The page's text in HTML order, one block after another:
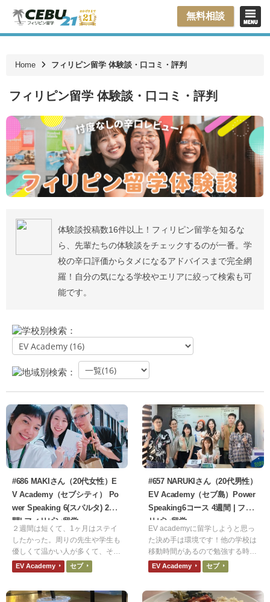
無料相談
Home フィリピン留学 体験談・口コミ・評判
フィリピン留学 体験談・口コミ・評判
体験談投稿数16件以上！フィリピン留学を知るな
ら、先輩たちの体験談をチェックするのが一番。学
校の辛口評価からタメになるアドバイスまで完全網
羅！自分の気になる学校やエリアに絞って検索も可
能です。
学校別検索：
地域別検索：
#686 MAKIさん（20代女性）E
V Academy（セブシティ） Po
wer Speaking 6(スパルタ) 2週
間| フィリピン留学
２週間は短くて、1ヶ月はステイ
したかった。周りの先生や学生も
優しくて温かい人が多くて、その
人たちとの出会いも嬉しかった。
最初は「恥ずかしがらないで、ミ
意味がちゃんと理解できてなかっ
EV Academy セブ
#657 NARUKIさん（20代男性）
EV Academy（セブ島）Power
Speaking6コース 4週間 | フィ
リピン留学
EV academyに留学しようと思っ
た決め手は環境です！他の学校は
移動時間があるので勉強する時間
がないと感じました。ですがEV a
cademyは24時間勉強できる時間
した！
EV Academy セブ